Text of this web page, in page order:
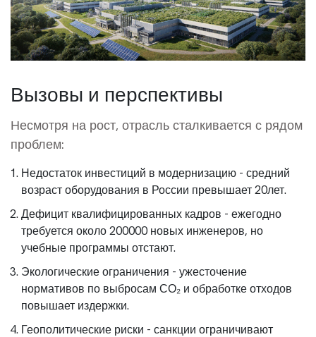
Вызовы и перспективы
Несмотря на рост, отрасль сталкивается с рядом
проблем:
Недостаток инвестиций в модернизацию - средний
возраст оборудования в России превышает 20лет.
Дефицит квалифицированных кадров - ежегодно
требуется около 200000 новых инженеров, но
учебные программы отстают.
Экологические ограничения - ужесточение
нормативов по выбросам СО₂ и обработке отходов
повышает издержки.
Геополитические риски - санкции ограничивают